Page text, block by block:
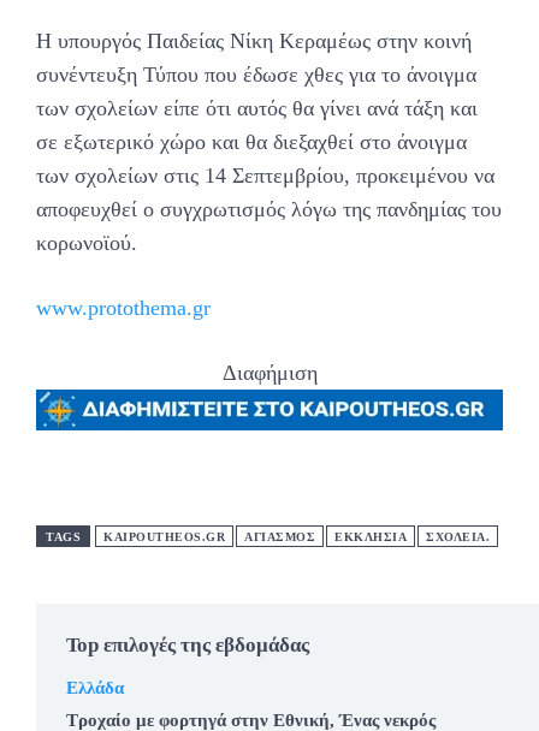
Η υπουργός Παιδείας Νίκη Κεραμέως στην κοινή
συνέντευξη Τύπου που έδωσε χθες για το άνοιγμα
των σχολείων είπε ότι αυτός θα γίνει ανά τάξη και
σε εξωτερικό χώρο και θα διεξαχθεί στο άνοιγμα
των σχολείων στις 14 Σεπτεμβρίου, προκειμένου να
αποφευχθεί ο συγχρωτισμός λόγω της πανδημίας του
κορωνοϊού.
www.protothema.gr
Διαφήμιση
TAGS KAIPOUTHEOS.GR ΑΓΙΑΣΜΟΣ ΕΚΚΛΗΣΙΑ ΣΧΟΛΕΙΑ.
Top επιλογές της εβδομάδας
Ελλάδα
Τροχαίο με φορτηγά στην Εθνική, Ένας νεκρός